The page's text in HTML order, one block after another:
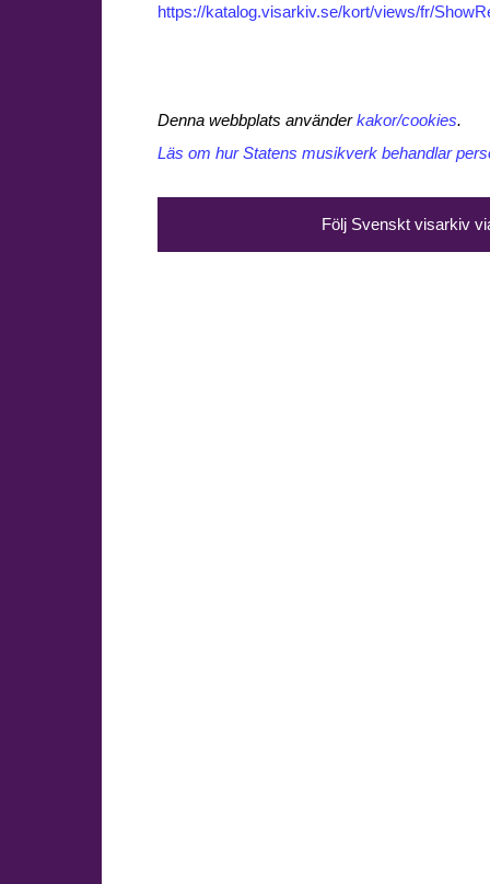
https://katalog.visarkiv.se/kort/views/fr/
Denna webbplats använderkakor/cookies.
Läs om hur Statens musikverk behandlar
Följ Svenskt visarkiv